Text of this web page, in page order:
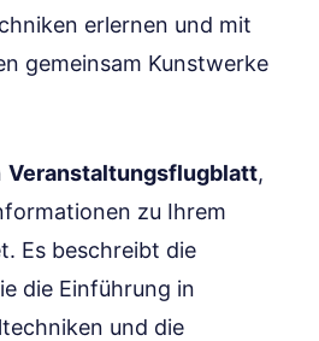
erlernen und mit
gemeinsam Kunstwerke
Veranstaltungsflugblatt,
zu Ihrem
Es beschreibt die
die Einführung in
und die